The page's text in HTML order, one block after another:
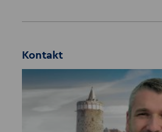
Kontakt